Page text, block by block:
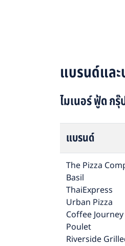
แบรนด์และ
ไมเนอร์ ฟู้ด กรุ๊
แบรนด์
The Pizza
Basil
ThaiExpress
Urban Pizza
Coffee Journey
Poulet
Riverside